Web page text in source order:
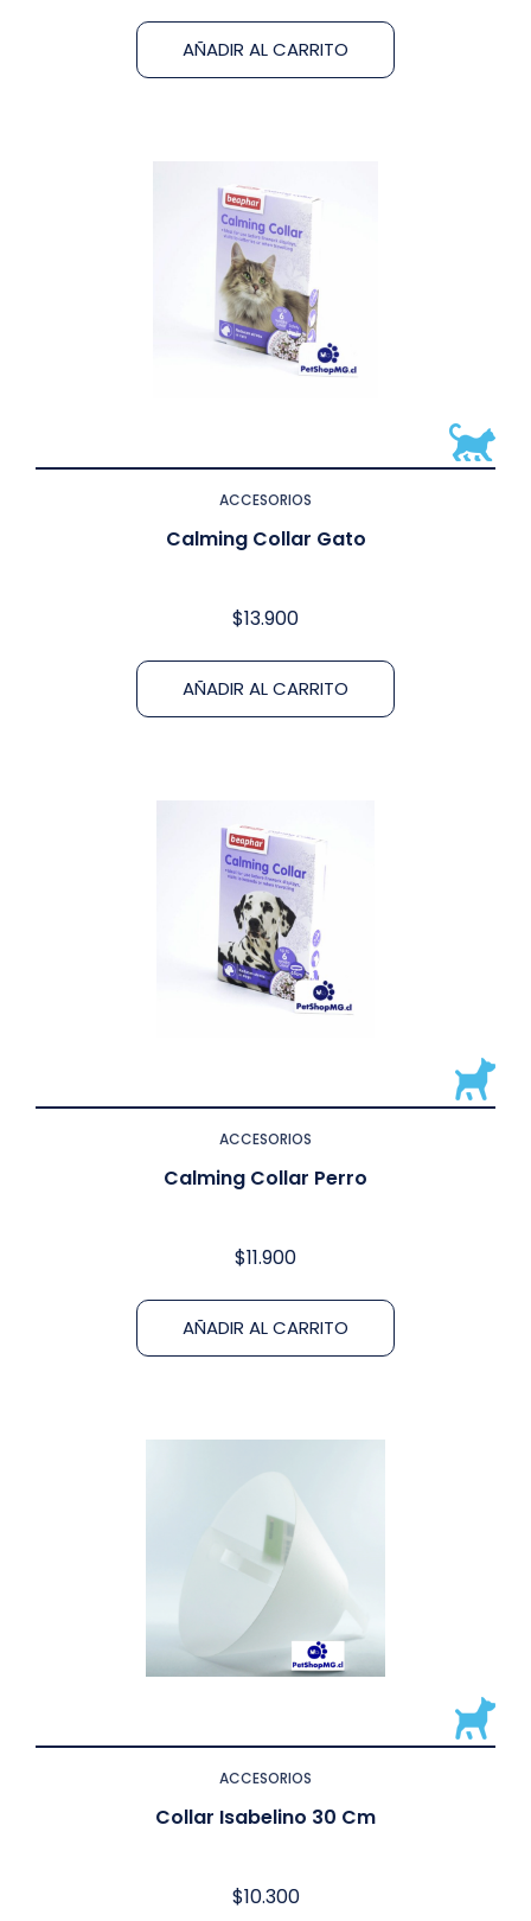
AÑADIR AL CARRITO
ACCESORIOS
Calming Collar Gato
$13.900
AÑADIR AL CARRITO
ACCESORIOS
Calming Collar Perro
$11.900
AÑADIR AL CARRITO
ACCESORIOS
Collar Isabelino 30 Cm
$10.300